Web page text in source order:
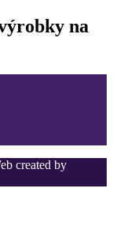
na
created by